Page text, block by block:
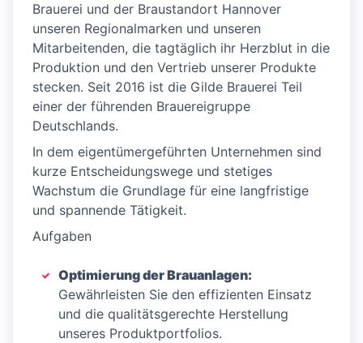
Brauerei und der Braustandort Hannover
unseren Regionalmarken und unseren
Mitarbeitenden, die tagtäglich ihr Herzblut in die
Produktion und den Vertrieb unserer Produkte
stecken. Seit 2016 ist die Gilde Brauerei Teil
einer der führenden Brauereigruppe
Deutschlands.
In dem eigentümergeführten Unternehmen sind
kurze Entscheidungswege und stetiges
Wachstum die Grundlage für eine langfristige
und spannende Tätigkeit.
Aufgaben
Optimierung der Brauanlagen:
Gewährleisten Sie den effizienten Einsatz
und die qualitätsgerechte Herstellung
unseres Produktportfolios.